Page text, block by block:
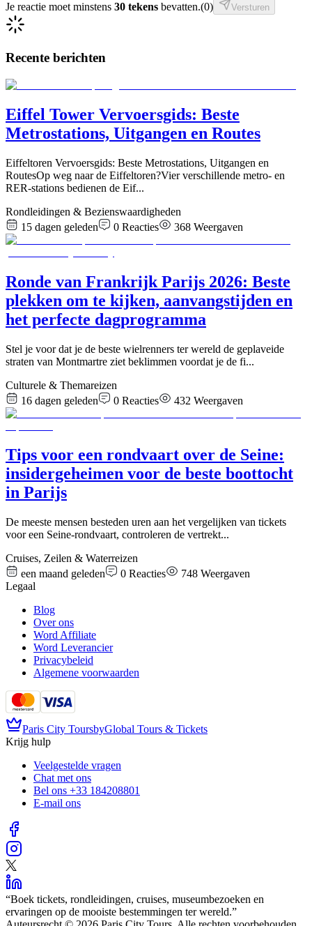
Je reactie moet minstens 30 tekens bevatten.(0) Versturen
Recente berichten
Eiffel Tower Vervoersgids: Beste
Metrostations, Uitgangen en Routes
Eiffeltoren Vervoersgids: Beste Metrostations, Uitgangen en
RoutesOp weg naar de Eiffeltoren?Vier verschillende metro- en
RER-stations bedienen de Eif...
Rondleidingen & Bezienswaardigheden
15 dagen geleden
0 Reacties 368 Weergaven
Ronde van Frankrijk Parijs 2026: Beste
plekken om te kijken, aanvangstijden en
het perfecte dagprogramma
Stel je voor dat je de beste wielrenners ter wereld de geplaveide
straten van Montmartre ziet beklimmen voordat je de fi...
Culturele & Themareizen
16 dagen geleden
0 Reacties 432 Weergaven
Tips voor een rondvaart over de Seine:
insidergeheimen voor de beste boottocht
in Parijs
De meeste mensen besteden uren aan het vergelijken van tickets
voor een Seine-rondvaart, controleren de vertrekt...
Cruises, Zeilen & Waterreizen
een maand geleden
0 Reacties 748 Weergaven
Legaal
Blog
Over ons
Word Affiliate
Word Leverancier
Privacybeleid
Algemene voorwaarden
Paris City ToursbyGlobal Tours & Tickets
Krijg hulp
Veelgestelde vragen
Chat met ons
Bel ons +33 184208801
E-mail ons
“Boek tickets, rondleidingen, cruises, museumbezoeken en
ervaringen op de mooiste bestemmingen ter wereld.”